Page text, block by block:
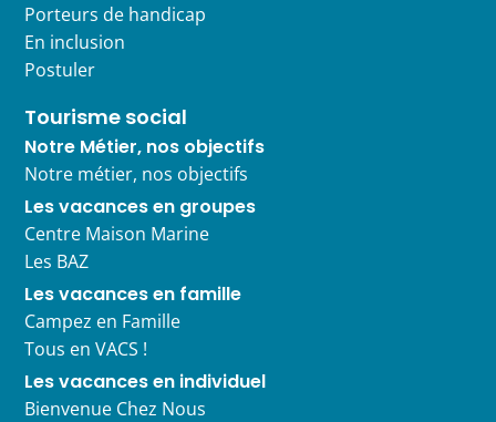
Porteurs de handicap
En inclusion
Postuler
Tourisme social
Notre Métier, nos objectifs
Notre métier, nos objectifs
Les vacances en groupes
Centre Maison Marine
Les BAZ
Les vacances en famille
Campez en Famille
Tous en VACS !
Les vacances en individuel
Bienvenue Chez Nous